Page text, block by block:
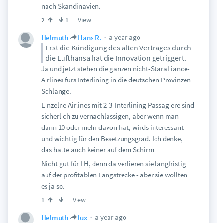
nach Skandinavien.
2 1 View
Helmuth Hans R. a year ago
Erst die Kündigung des alten Vertrages durch
die Lufthansa hat die Innovation getriggert.
Ja und jetzt stehen die ganzen nicht-Staralliance-
Airlines fürs Interlining in die deutschen Provinzen
Schlange.
Einzelne Airlines mit 2-3-Interlining Passagiere sind
sicherlich zu vernachlässigen, aber wenn man
dann 10 oder mehr davon hat, wirds interessant
und wichtig für den Besetzungsgrad. Ich denke,
das hatte auch keiner auf dem Schirm.
Nicht gut für LH, denn da verlieren sie langfristig
auf der profitablen Langstrecke - aber sie wollten
es ja so.
1 View
Helmuth lux
a year ago